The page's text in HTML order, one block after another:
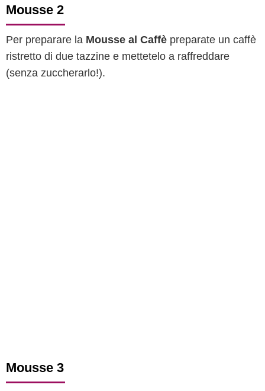
Mousse 2
Per preparare la Mousse al Caffè preparate un caffè
ristretto di due tazzine e mettetelo a raffreddare
(senza zuccherarlo!).
Mousse 3